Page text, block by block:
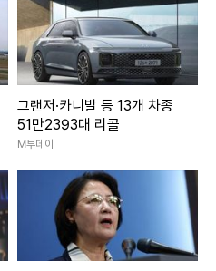
그랜저·카니발 등 13개 차종
51만2393대 리콜
M투데이